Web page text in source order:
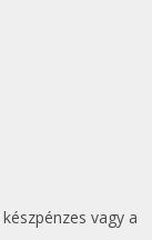
vagy a